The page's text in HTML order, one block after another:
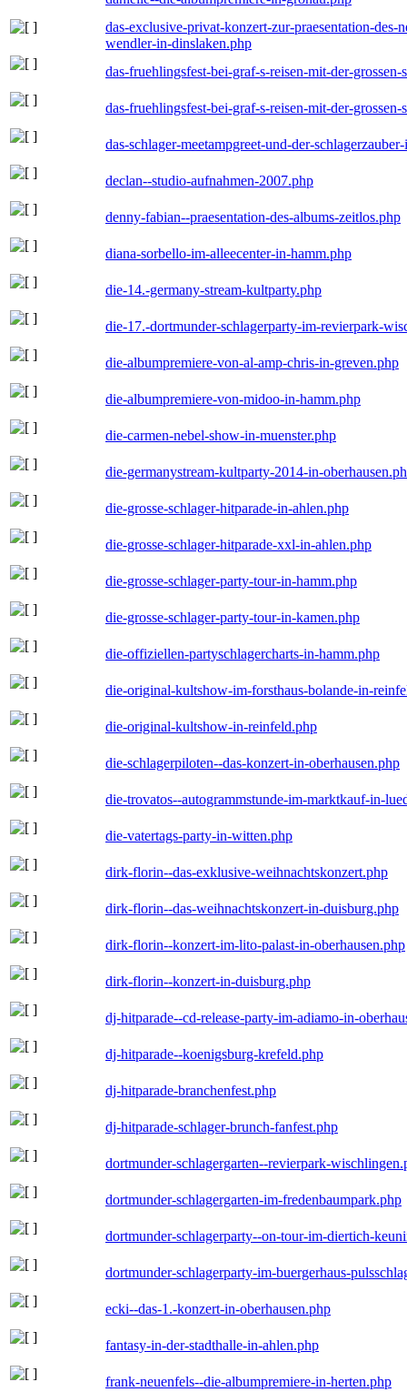
das-exclusive-privat-konzert-zur-praesentation-
wendler-in-dinslaken.php
das-fruehlingsfest-bei-graf-s-reisen-mit-der-
das-fruehlingsfest-bei-graf-s-reisen-mit-der-
das-schlager-meetampgreet-und-der-
declan--studio-aufnahmen-2007.php
denny-fabian--praesentation-des-albums-zeitlos.php
diana-sorbello-im-alleecenter-in-hamm.php
die-14.-germany-stream-kultparty.php
die-17.-dortmunder-schlagerparty-im-revierpark-
die-albumpremiere-von-al-amp-chris-in-greven.php
die-albumpremiere-von-midoo-in-hamm.php
die-carmen-nebel-show-in-muenster.php
die-germanystream-kultparty-2014-in-
die-grosse-schlager-hitparade-in-ahlen.php
die-grosse-schlager-hitparade-xxl-in-ahlen.php
die-grosse-schlager-party-tour-in-hamm.php
die-grosse-schlager-party-tour-in-kamen.php
die-offiziellen-partyschlagercharts-in-hamm.php
die-original-kultshow-im-forsthaus-bolande-in-
die-original-kultshow-in-reinfeld.php
die-schlagerpiloten--das-konzert-in-oberhausen.php
die-trovatos--autogrammstunde-im-marktkauf-in-
die-vatertags-party-in-witten.php
dirk-florin--das-exklusive-weihnachtskonzert.php
dirk-florin--das-weihnachtskonzert-in-duisburg.php
dirk-florin--konzert-im-lito-palast-in-oberhausen.php
dirk-florin--konzert-in-duisburg.php
dj-hitparade--cd-release-party-im-adiamo-in-
dj-hitparade--koenigsburg-krefeld.php
dj-hitparade-branchenfest.php
dj-hitparade-schlager-brunch-fanfest.php
dortmunder-schlagergarten--revierpark-
dortmunder-schlagergarten-im-fredenbaumpark.php
dortmunder-schlagerparty--on-tour-im-diertich-
dortmunder-schlagerparty-im-buergerhaus-
ecki--das-1.-konzert-in-oberhausen.php
fantasy-in-der-stadthalle-in-ahlen.php
frank-neuenfels--die-albumpremiere-in-herten.php